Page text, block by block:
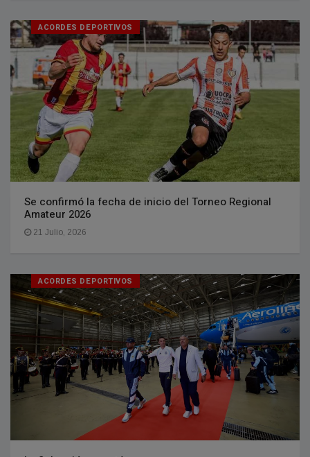
ACORDES DEPORTIVOS
Se confirmó la fecha de inicio del Torneo Regional
Amateur 2026
21 Julio, 2026
ACORDES DEPORTIVOS